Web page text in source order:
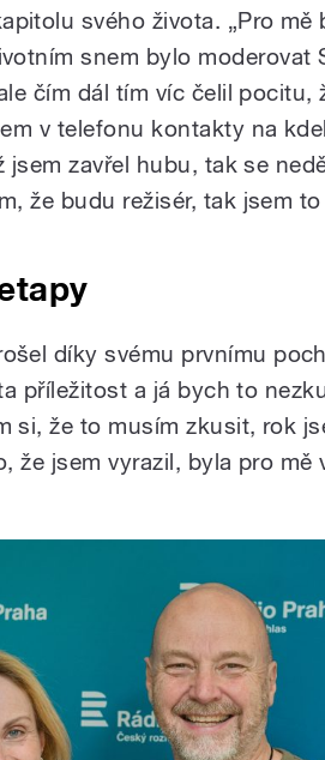
svého života. „Pro mě
snem bylo moderovat
čím dál tím víc čelil pocitu,
v telefonu kontakty na
jsem zavřel hubu, tak se
že budu režisér, tak jsem to
díky svému prvnímu
příležitost a já bych to
si, že to musím zkusit, rok
že jsem vyrazil, byla pro mě